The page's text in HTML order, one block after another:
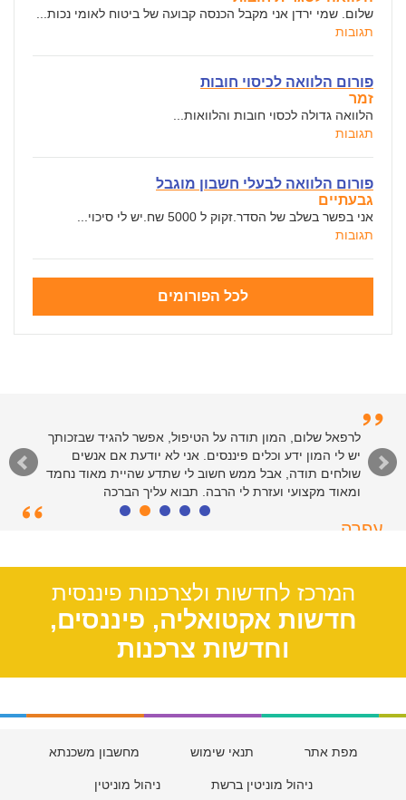
שלום. שמי ירדן אני מקבל הכנסה קבועה של ביטוח לאומי נכות...
תגובות
פורום הלוואה לכיסוי חובות
זמר
הלוואה גדולה לכסוי חובות והלוואות...
תגובות
פורום הלוואה לבעלי חשבון מוגבל
גבעתיים
אני בפשר בשלב של הסדר.זקוק ל 5000 שח.יש לי סיכוי...
תגובות
לכל הפורומים
לרפאל שלום, המון תודה על הטיפול, אפשר להגיד שבזכותך
יש לי המון ידע וכלים פיננסים. אני לא יודעת אם אנשים
שולחים תודה, אבל ממש חשוב לי שתדע שהיית מאוד נחמד
ומאוד מקצועי ועזרת לי הרבה. תבוא עליך הברכה
עפרה
המרכז לחדשות ולצרכנות פיננסית
חדשות אקטואליה, פיננסים,
וחדשות צרכנות
מפת אתר תנאי שימוש מחשבון משכנתא
ניהול מוניטין ברשת ניהול מוניטין